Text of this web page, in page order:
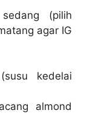
(pilih
agar IG
kedelai
almond